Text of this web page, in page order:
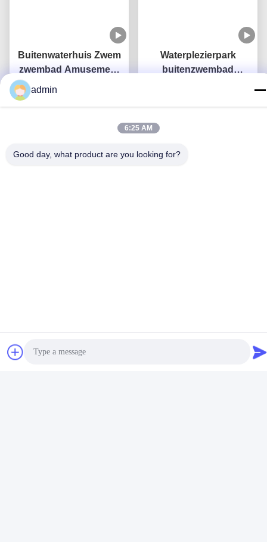
Buitenwaterhuis Zwem
zwembad Amusement
Rides Sport Glasvezel
Glijbaan Voor Kinderen
Waterplezierpark
buitenzwembad
admin
6:25 AM
Good day, what product are you looking for?